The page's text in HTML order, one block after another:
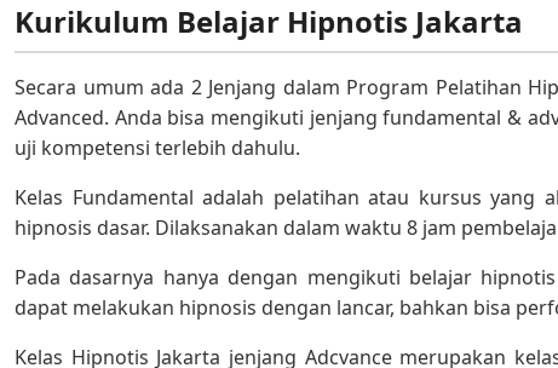
Kurikulum Belajar Hipnotis Jakarta
Secara umum ada 2 Jenjang dalam Program Pelatihan
Advanced. Anda bisa mengikuti jenjang fundamental &
uji kompetensi terlebih dahulu.
Kelas Fundamental adalah pelatihan atau kursus yang
hipnosis dasar. Dilaksanakan dalam waktu 8 jam
Pada dasarnya hanya dengan mengikuti belajar
dapat melakukan hipnosis dengan lancar, bahkan bisa
Kelas Hipnotis Jakarta jenjang Adcvance merupakan